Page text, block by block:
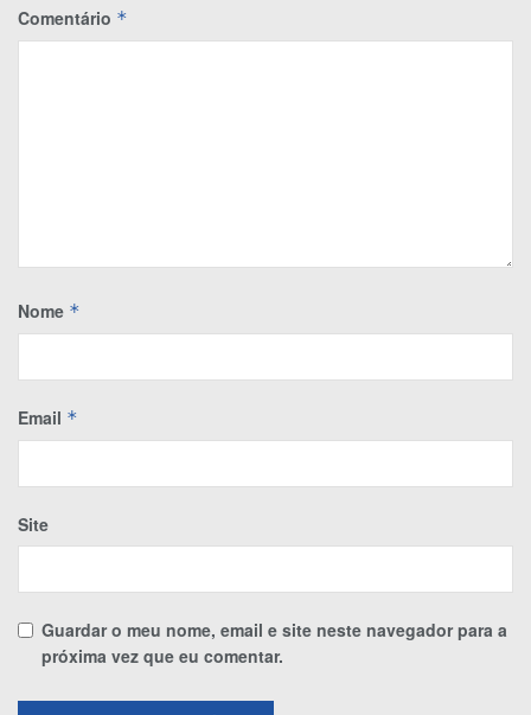
Comentário *
Nome *
Email *
Site
Guardar o meu nome, email e site neste navegador para a
próxima vez que eu comentar.